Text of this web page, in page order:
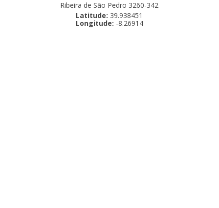
Ribeira de São Pedro 3260-342
Latitude: 39.938451
Longitude: -8.26914